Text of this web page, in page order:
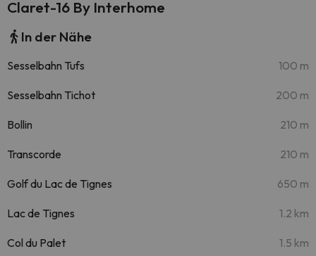
Claret-16 By Interhome
In der Nähe
Sesselbahn Tufs 100 m
Sesselbahn Tichot 200 m
Bollin 210 m
Transcorde 210 m
Golf du Lac de Tignes 650 m
Lac de Tignes 1.2 km
Col du Palet 1.5 km